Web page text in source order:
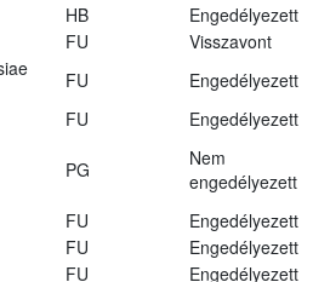
HB
Engedélyezett
FU
Visszavont
FU
Engedélyezett
FU
Engedélyezett
PG
Nem
engedélyezett
FU
Engedélyezett
FU
Engedélyezett
FU
Engedélyezett